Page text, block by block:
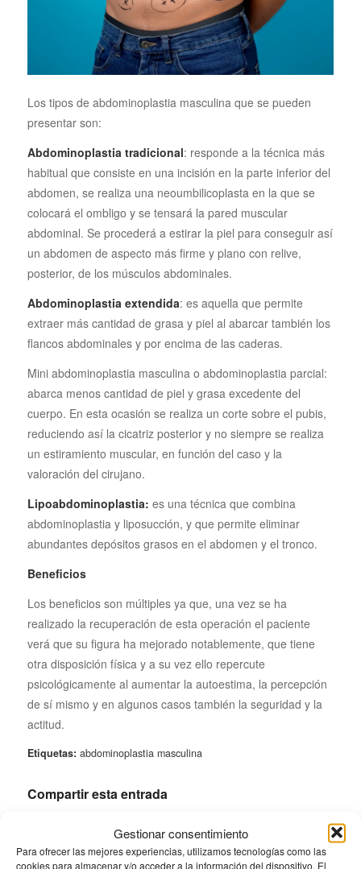
Gestionar consentimiento
Para ofrecer las mejores experiencias, utilizamos tecnologías como las
cookies para almacenar y/o acceder a la información del dispositivo. El
Los tipos de abdominoplastia masculina que se pueden
presentar son:
Abdominoplastia tradicional: responde a la técnica más
habitual que consiste en una incisión en la parte inferior del
abdomen, se realiza una neoumbilicoplasta en la que se
colocará el ombligo y se tensará la pared muscular
abdominal. Se procederá a estirar la piel para conseguir así
un abdomen de aspecto más firme y plano con relive,
posterior, de los músculos abdominales.
Abdominoplastia extendida: es aquella que permite
extraer más cantidad de grasa y piel al abarcar también los
flancos abdominales y por encima de las caderas.
Mini abdominoplastia masculina o abdominoplastia parcial:
abarca menos cantidad de piel y grasa excedente del
cuerpo. En esta ocasión se realiza un corte sobre el pubis,
reduciendo así la cicatriz posterior y no siempre se realiza
un estiramiento muscular, en función del caso y la
valoración del cirujano.
Lipoabdominoplastia: es una técnica que combina
abdominoplastia y liposucción, y que permite eliminar
abundantes depósitos grasos en el abdomen y el tronco.
Beneficios
Los beneficios son múltiples ya que, una vez se ha
realizado la recuperación de esta operación el paciente
verá que su figura ha mejorado notablemente, que tiene
otra disposición física y a su vez ello repercute
psicológicamente al aumentar la autoestima, la percepción
de sí mismo y en algunos casos también la seguridad y la
actitud.
Etiquetas: abdominoplastia masculina
Compartir esta entrada